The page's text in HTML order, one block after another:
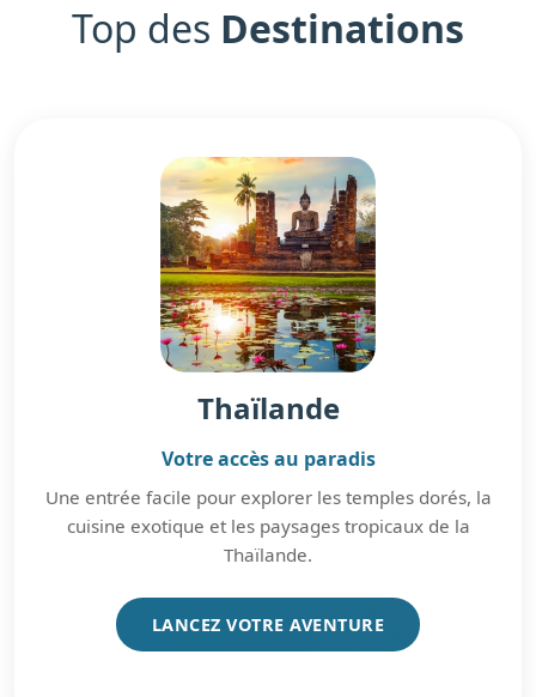
Top des Destinations
Thaïlande
Votre accès au paradis
Une entrée facile pour explorer les temples dorés, la
cuisine exotique et les paysages tropicaux de la
Thaïlande.
LANCEZ VOTRE AVENTURE